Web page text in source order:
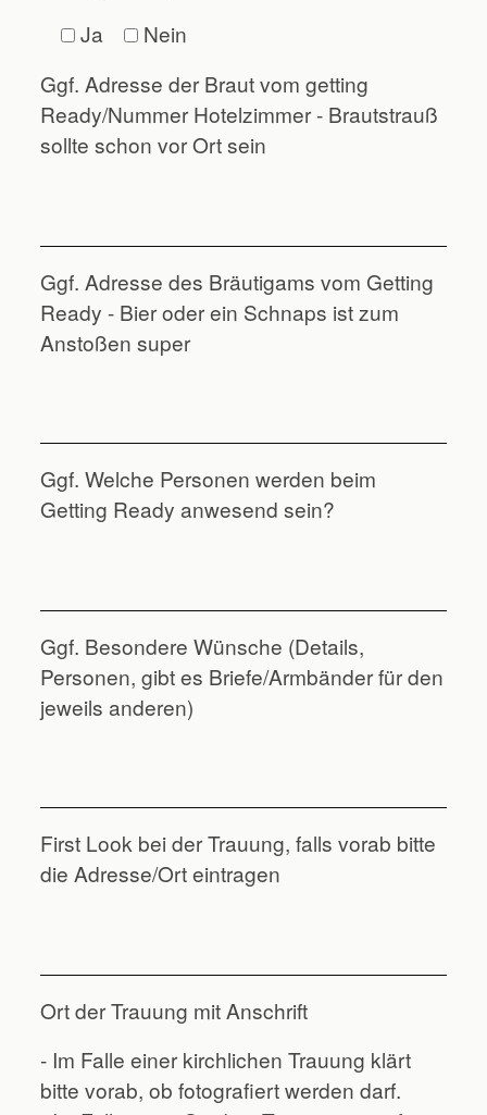
Ja
Nein
Ggf. Adresse der Braut vom getting
Ready/Nummer Hotelzimmer - Brautstrauß
sollte schon vor Ort sein
Ggf. Adresse des Bräutigams vom Getting
Ready - Bier oder ein Schnaps ist zum
Anstoßen super
Ggf. Welche Personen werden beim
Getting Ready anwesend sein?
Ggf. Besondere Wünsche (Details,
Personen, gibt es Briefe/Armbänder für den
jeweils anderen)
First Look bei der Trauung, falls vorab bitte
die Adresse/Ort eintragen
Ort der Trauung mit Anschrift
- Im Falle einer kirchlichen Trauung klärt
bitte vorab, ob fotografiert werden darf.